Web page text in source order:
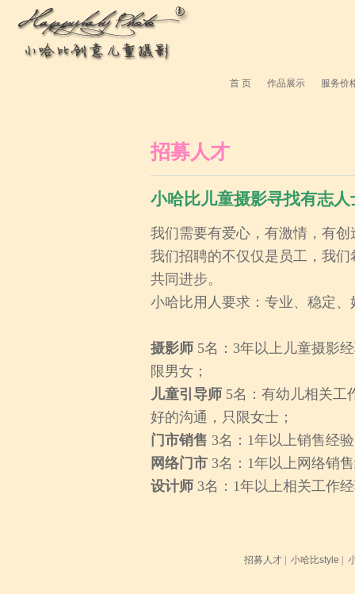
首 页 作品展示 服务价
招募人才
小哈比儿童摄影寻找有志
我们需要有爱心，有激情，有创
我们招聘的不仅仅是员工，我
共同进步。
小哈比用人要求：专业、稳定、
摄影师 5名：3年以上儿童摄影
限男女；
儿童引导师 5名：有幼儿相关工
好的沟通，只限女士；
门市销售 3名：1年以上销售经
网络门市 3名：1年以上网络销
设计师 3名：1年以上相关工作
招募人才| 小哈比style |